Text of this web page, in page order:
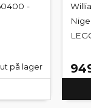
-
på lager